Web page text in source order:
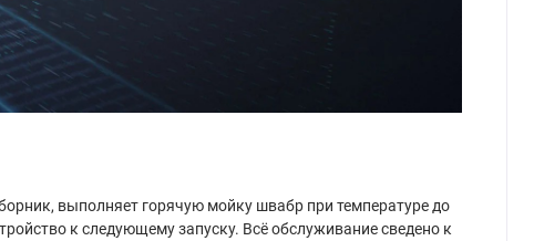
выполняет горячую мойку швабр при температуре до
к следующему запуску. Всё обслуживание сведено к